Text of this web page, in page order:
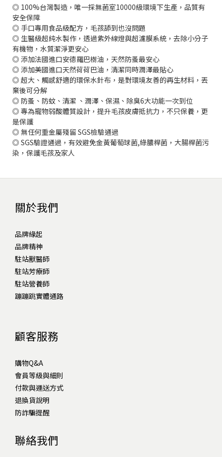
◎ 100%台灣製造，唯一採無菌室10000級環境下生產，品質有
安全保障
◎ 手口專用食品級配方，毛孩舔到也沒問題
◎ 生醫級超純水製作，透過紫外線燈與超濾膜系統，去除小分子
有機物，水質潔淨更安心
◎ 添加法國進口安德羅巴樹油，天然防蚤最安心
◎ 添加美國進口天然荷荷巴油，清潔同時潤澤最貼心
◎ 超大、觸感舒適的環保水針布，是對環境友善的再生材料，丟
棄後可分解
◎ 防蚤、防蚊、清潔 、潤澤、保濕、除臭6大功能一次到位
◎ 專為寵物弱酸體質設計，提升毛孩皮膚抵抗力，不只保養，更
是保護
◎ 無任何重金屬殘留 SGS檢驗通過
◎ SGS驗證通過，有效避免金黃葡萄球菌,綠膿桿菌，大腸桿菌污
染，保護毛孩及家人
關於我們
品牌緣起
品牌精神
駐站獸醫師
駐站芳療師
駐站營養師
蹦蹦跳實體通路
顧客服務
購物Q&A
會員等級與細則
付款與運送方式
退換貨說明
防詐騙提醒
聯絡我們